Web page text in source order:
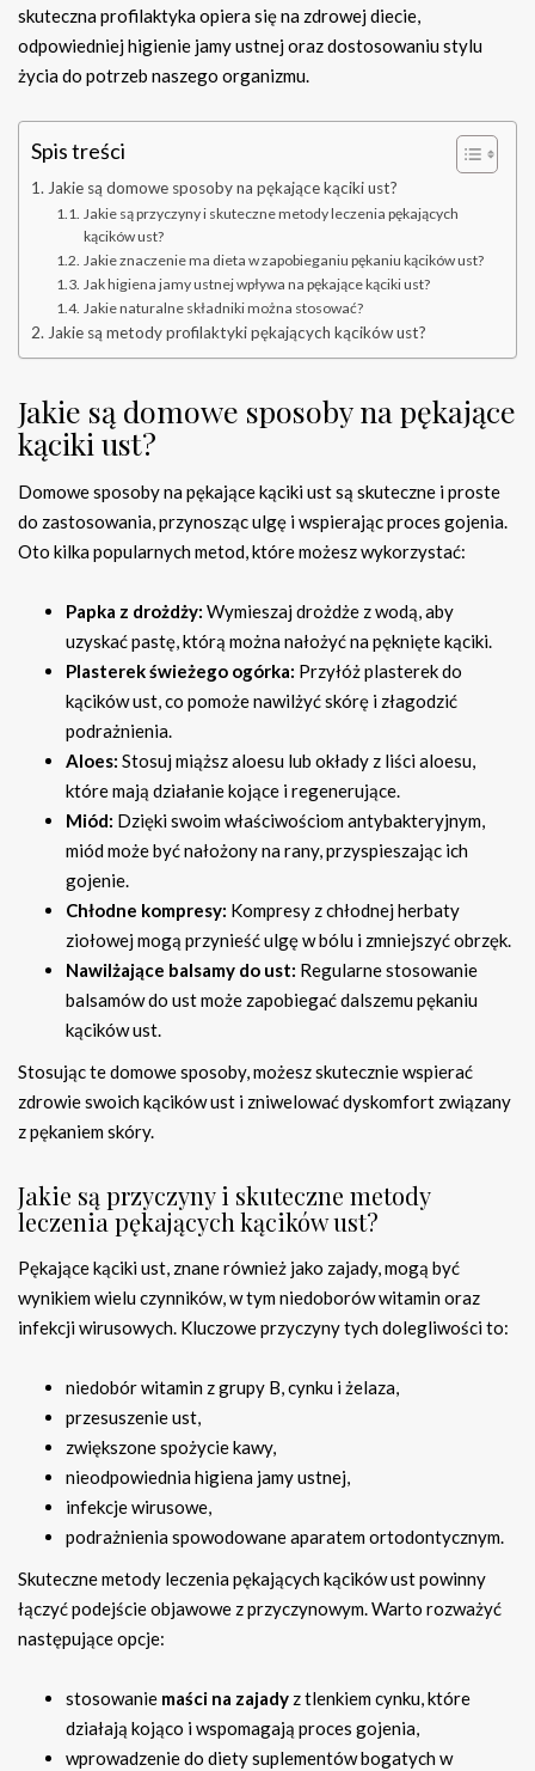
skuteczna profilaktyka opiera się na zdrowej diecie,
odpowiedniej higienie jamy ustnej oraz dostosowaniu stylu
życia do potrzeb naszego organizmu.
Spis treści
Jakie są domowe sposoby na pękające kąciki ust?
Jakie są przyczyny i skuteczne metody leczenia pękających
kącików ust?
Jakie znaczenie ma dieta w zapobieganiu pękaniu kącików ust?
Jak higiena jamy ustnej wpływa na pękające kąciki ust?
Jakie naturalne składniki można stosować?
Jakie są metody profilaktyki pękających kącików ust?
Jakie są domowe sposoby na pękające
kąciki ust?
Domowe sposoby na pękające kąciki ust są skuteczne i proste
do zastosowania, przynosząc ulgę i wspierając proces gojenia.
Oto kilka popularnych metod, które możesz wykorzystać:
Papka z drożdży: Wymieszaj drożdże z wodą, aby
uzyskać pastę, którą można nałożyć na pęknięte kąciki.
Plasterek świeżego ogórka: Przyłóż plasterek do
kącików ust, co pomoże nawilżyć skórę i złagodzić
podrażnienia.
Aloes: Stosuj miąższ aloesu lub okłady z liści aloesu,
które mają działanie kojące i regenerujące.
Miód: Dzięki swoim właściwościom antybakteryjnym,
miód może być nałożony na rany, przyspieszając ich
gojenie.
Chłodne kompresy: Kompresy z chłodnej herbaty
ziołowej mogą przynieść ulgę w bólu i zmniejszyć obrzęk.
Nawilżające balsamy do ust: Regularne stosowanie
balsamów do ust może zapobiegać dalszemu pękaniu
kącików ust.
Stosując te domowe sposoby, możesz skutecznie wspierać
zdrowie swoich kącików ust i zniwelować dyskomfort związany
z pękaniem skóry.
Jakie są przyczyny i skuteczne metody
leczenia pękających kącików ust?
Pękające kąciki ust, znane również jako zajady, mogą być
wynikiem wielu czynników, w tym niedoborów witamin oraz
infekcji wirusowych. Kluczowe przyczyny tych dolegliwości to:
niedobór witamin z grupy B, cynku i żelaza,
przesuszenie ust,
zwiększone spożycie kawy,
nieodpowiednia higiena jamy ustnej,
infekcje wirusowe,
podrażnienia spowodowane aparatem ortodontycznym.
Skuteczne metody leczenia pękających kącików ust powinny
łączyć podejście objawowe z przyczynowym. Warto rozważyć
następujące opcje:
stosowanie maści na zajady z tlenkiem cynku, które
działają kojąco i wspomagają proces gojenia,
wprowadzenie do diety suplementów bogatych w